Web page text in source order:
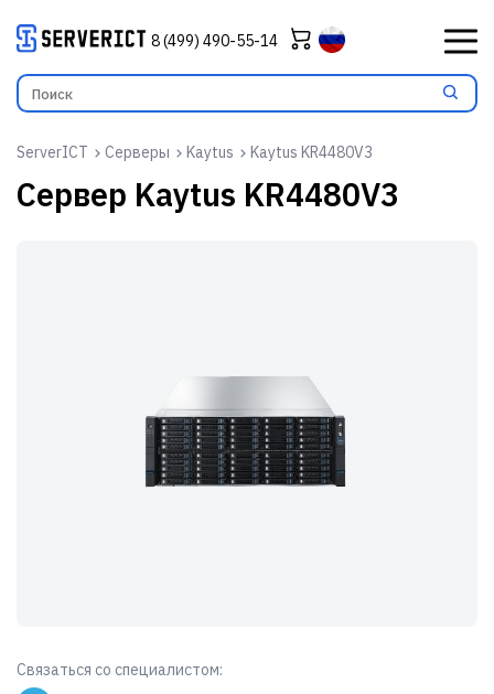
8 (499) 490-55-14
ServerICT Серверы Kaytus Kaytus KR4480V3
Сервер Kaytus KR4480V3
Связаться со специалистом: